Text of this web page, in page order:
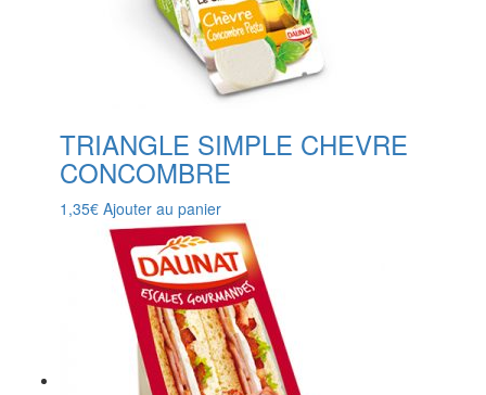
TRIANGLE SIMPLE CHEVRE
CONCOMBRE
1,35€ Ajouter au panier